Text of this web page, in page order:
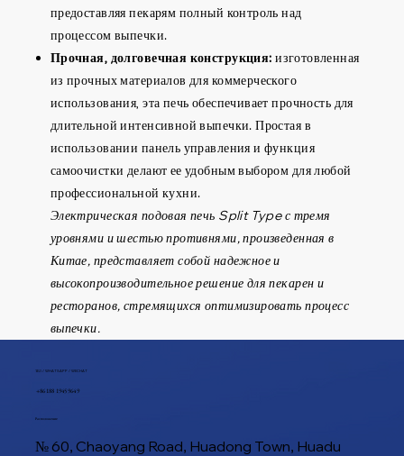
предоставляя пекарям полный контроль над
процессом выпечки.
Прочная, долговечная конструкция: изготовленная
из прочных материалов для коммерческого
использования, эта печь обеспечивает прочность для
длительной интенсивной выпечки. Простая в
использовании панель управления и функция
самоочистки делают ее удобным выбором для любой
профессиональной кухни.
Электрическая подовая печь Split Type с тремя
уровнями и шестью противнями, произведенная в
Китае, представляет собой надежное и
высокопроизводительное решение для пекарен и
ресторанов, стремящихся оптимизировать процесс
выпечки.
ТЕЛ / WHATSAPP / WECHAT
+86 188 1945 9649
Расположение
№ 60, Chaoyang Road, Huadong Town, Huadu